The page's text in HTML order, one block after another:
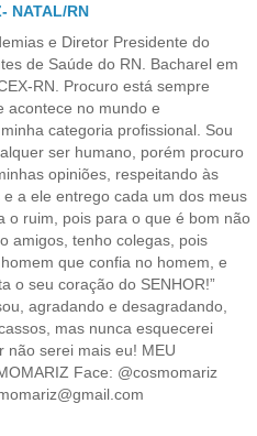
NATAL/RN
e Diretor Presidente do
de Saúde do RN. Bacharel em
RN. Procuro está sempre
acontece no mundo e
categoria profissional. Sou
ser humano, porém procuro
opiniões, respeitando às
a ele entrego cada um dos meus
o ruim, pois para o que é bom não
amigos, tenho colegas, pois
que confia no homem, e
o seu coração do SENHOR!”
agradando e desagradando,
mas nunca esquecerei
não serei mais eu! MEU
Face: @cosmomariz